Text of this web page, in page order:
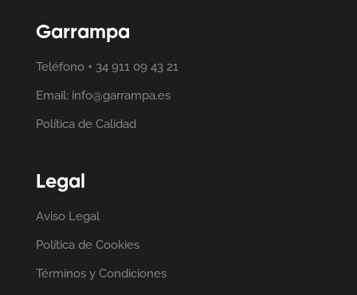
Garrampa
Teléfono + 34 911 09 43 21
Email: info@garrampa.es
Política de Calidad
Legal
Aviso Legal
Política de Cookies
Términos y Condiciones